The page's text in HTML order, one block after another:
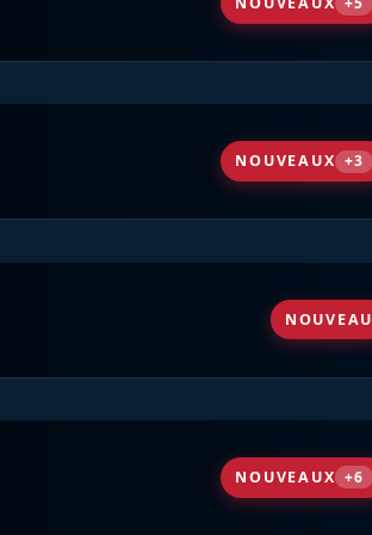
D D
Acromach Sky Dancers
NOUVEAUX +3
D
NOUVEAU
NOUVEAUX +6